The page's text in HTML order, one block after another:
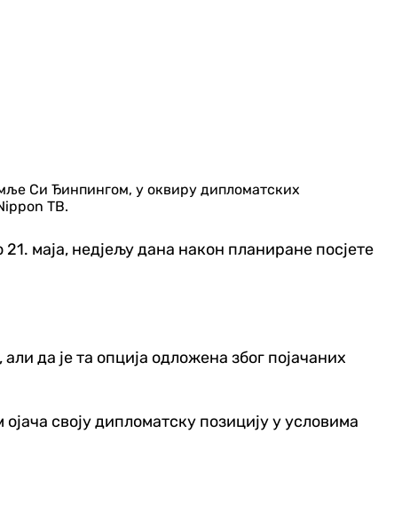
Си Ђинпингом, у оквиру дипломатских
ТВ.
маја, недјељу дана након планиране посјете
да је та опција одложена због појачаних
своју дипломатску позицију у условима